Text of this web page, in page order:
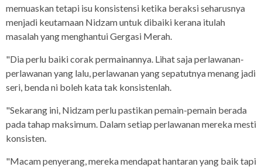
memuaskan tetapi isu konsistensi ketika beraksi seharusnya
menjadi keutamaan Nidzam untuk dibaiki kerana itulah
masalah yang menghantui Gergasi Merah.
"Dia perlu baiki corak permainannya. Lihat saja perlawanan-
perlawanan yang lalu, perlawanan yang sepatutnya menang jadi
seri, benda ni boleh kata tak konsistenlah.
"Sekarang ini, Nidzam perlu pastikan pemain-pemain berada
pada tahap maksimum. Dalam setiap perlawanan mereka mesti
konsisten.
"Macam penyerang, mereka mendapat hantaran yang baik tapi